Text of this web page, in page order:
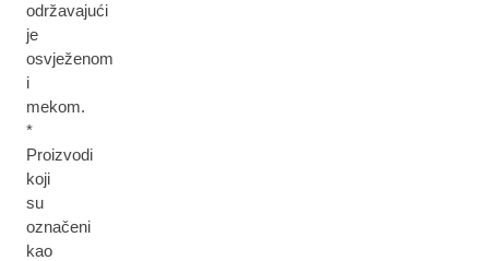
održavajući
je
osvježenom
i
mekom.
*
Proizvodi
koji
su
označeni
kao